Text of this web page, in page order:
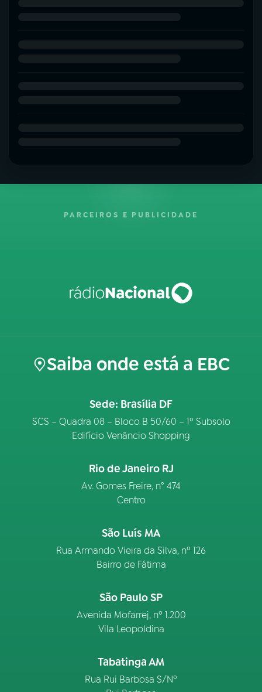
PARCEIROS E PUBLICIDADE
Saiba onde está a EBC
Sede: Brasília DF
SCS – Quadra 08 – Bloco B 50/60 – 1º Subsolo
Edifício Venâncio Shopping
Rio de Janeiro RJ
Av. Gomes Freire, n° 474
Centro
São Luís MA
Rua Armando Vieira da Silva, nº 126
Bairro de Fátima
São Paulo SP
Avenida Mofarrej, nº 1.200
Vila Leopoldina
Tabatinga AM
Rua Rui Barbosa S/Nº